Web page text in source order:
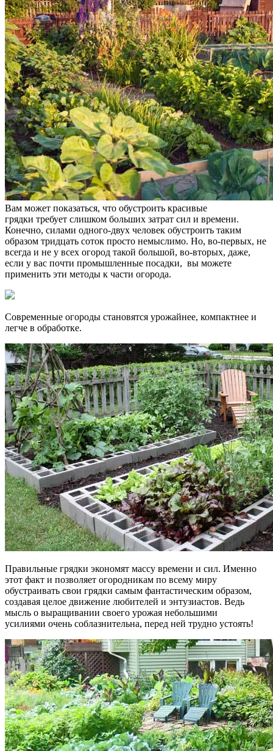
Вам может показаться, что обустроить красивые
грядки требует слишком больших затрат сил и времени.
Конечно, силами одного-двух человек обустроить таким
образом тридцать соток просто немыслимо. Но, во-первых, не
всегда и не у всех огород такой большой, во-вторых, даже,
если у вас почти промышленные посадки, вы можете
применить эти методы к части огорода.
Современные огороды становятся урожайнее, компактнее и
легче в обработке.
Правильные грядки экономят массу времени и сил. Именно
этот факт и позволяет огородникам по всему миру
обустраивать свои грядки самым фантастическим образом,
создавая целое движение любителей и энтузиастов. Ведь
мысль о выращивании своего урожая небольшими
усилиями очень соблазнительна, перед ней трудно устоять!